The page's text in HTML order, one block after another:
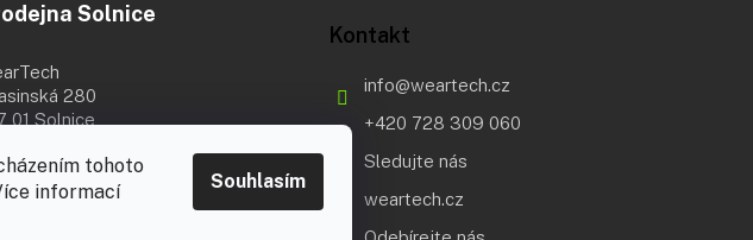
tohoto
informací
Souhlasím
Solnice
280
01 Solnice
Kontakt
info@weartech.cz
+420 728 309 060
Sledujte nás
weartech.cz